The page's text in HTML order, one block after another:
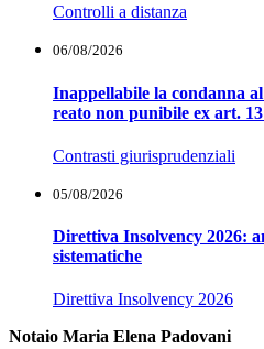
Controlli a distanza
06/08/2026
Inappellabile la condanna
reato non punibile ex art.
Contrasti giurisprudenziali
05/08/2026
Direttiva Insolvency 2026:
sistematiche
Direttiva Insolvency 2026
Notaio Maria Elena Padovani